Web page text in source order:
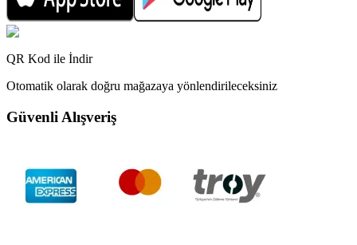
QR Kod ile İndir
Otomatik olarak doğru mağazaya yönlendirileceksiniz
Güvenli Alışveriş